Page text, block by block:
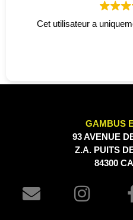
Cet utilisateur a
GAMBUS
93 AVENUE
Z.A. PUITS
84300